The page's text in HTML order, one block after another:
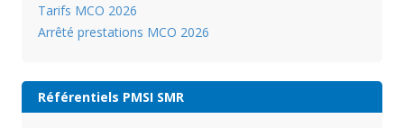
Tarifs MCO 2026
Arrêté prestations MCO 2026
Référentiels PMSI SMR